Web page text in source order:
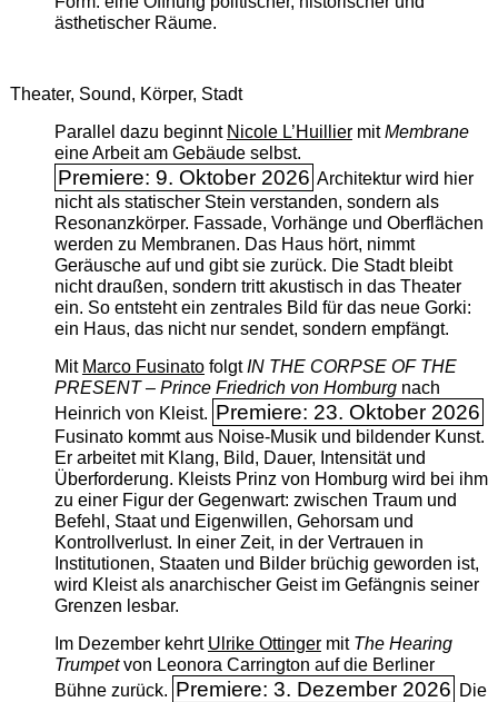
ästhetischer Räume.
Theater, Sound, Körper, Stadt
Parallel dazu beginnt Nicole L’Huilliermit ­Membrane
eine Arbeit am Gebäude selbst.
Premiere: 9. Oktober 2026 Architektur wird hier
nicht als statischer Stein verstanden, sondern als
Resonanzkörper. Fassade, Vorhänge und Oberflächen
werden zu Membranen. Das Haus hört, nimmt
Geräusche auf und gibt sie zurück. Die Stadt bleibt
nicht draußen, sondern tritt akustisch in das Theater
ein. So entsteht ein zentrales Bild für das neue Gorki:
ein Haus, das nicht nur sendet, sondern empfängt.
Mit Marco FusinatofolgtIN THE CORPSE OF THE
PRESENT – Prince Friedrich von Homburgnach
Heinrich von Kleist. Premiere: 23. Oktober 2026
Fusinato kommt aus Noise-Musik und bildender Kunst.
Er arbeitet mit Klang, Bild, Dauer, Intensität und
Überforderung. Kleists Prinz von Homburg wird bei ihm
zu einer Figur der Gegenwart: zwischen Traum und
Befehl, Staat und Eigenwillen, Gehorsam und
Kontrollverlust. In einer Zeit, in der Vertrauen in
Institutionen, Staaten und Bilder brüchig geworden ist,
wird Kleist als anarchischer Geist im Gefängnis seiner
Grenzen lesbar.
Im Dezember kehrt Ulrike Ottingermit The ­Hearing
Trumpetvon Leonora Carrington auf die Berliner
Bühne zurück. Premiere: 3. Dezember 2026 Die